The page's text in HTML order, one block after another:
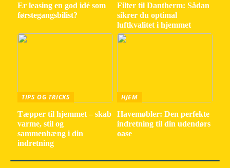
Er leasing en god idé som
førstegangsbilist?
Filter til Dantherm: Sådan
sikrer du optimal
luftkvalitet i hjemmet
TIPS OG TRICKS
Tæpper til hjemmet – skab
varme, stil og
sammenhæng i din
indretning
HJEM
Havemøbler: Den perfekte
indretning til din udendørs
oase